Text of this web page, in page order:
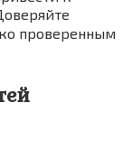
проверенным